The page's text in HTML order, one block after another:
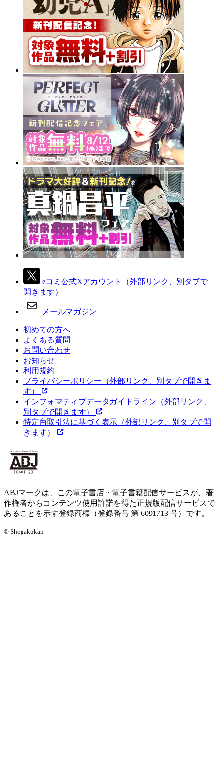
eコミ公式Xアカウント
（外部リンク、別タブで
開きます）
メールマガジン
初めての方へ
よくある質問
お問い合わせ
お知らせ
利用規約
プライバシーポリシー （外部リンク、別タブで開きま
す）
インフォマティブデータガイドライン （外部リンク、
別タブで開きます）
特定商取引法に基づく表示 （外部リンク、別タブで開
きます）
ABJマークは、この電子書店・電子書籍配信サービスが、著
作権者からコンテンツ使用許諾を得た正規版配信サービスで
あることを示す登録商標（登録番号 第 6091713 号）です。
© Shogakukan